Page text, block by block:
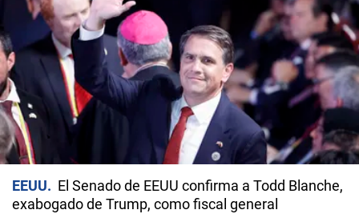
EEUU
El Senado de EEUU confirma a Todd Blanche,
exabogado de Trump, como fiscal general